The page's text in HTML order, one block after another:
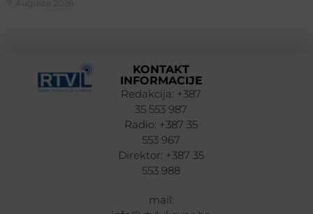
7. Augusta 2026.
KONTAKT
INFORMACIJE
Redakcija: +387
35 553 987
Radio: +387 35
553 967
Direktor: +387 35
553 988
mail: